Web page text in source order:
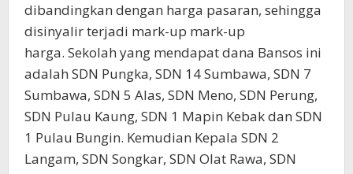
dibandingkan dengan harga pasaran, sehingga
disinyalir terjadi mark-up mark-up
harga. Sekolah yang mendapat dana Bansos ini
adalah SDN Pungka, SDN 14 Sumbawa, SDN 7
Sumbawa, SDN 5 Alas, SDN Meno, SDN Perung,
SDN Pulau Kaung, SDN 1 Mapin Kebak dan SDN
1 Pulau Bungin. Kemudian Kepala SDN 2
Langam, SDN Songkar, SDN Olat Rawa, SDN